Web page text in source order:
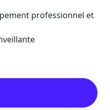
professionnel et